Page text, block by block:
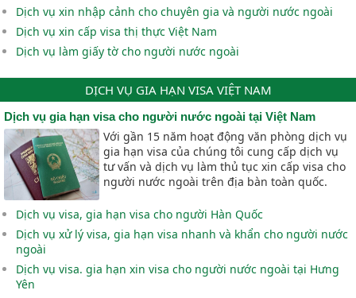
Dịch vụ xin nhập cảnh cho chuyên gia và người nước ngoài
Dịch vụ xin cấp visa thị thực Việt Nam
Dịch vụ làm giấy tờ cho người nước ngoài
DỊCH VỤ GIA HẠN VISA VIỆT NAM
Dịch vụ gia hạn visa cho người nước ngoài tại Việt Nam
Với gần 15 năm hoạt động văn phòng dịch vụ
gia hạn visa của chúng tôi cung cấp dịch vụ
tư vấn và dịch vụ làm thủ tục xin cấp visa cho
người nước ngoài trên địa bàn toàn quốc.
Dịch vụ visa, gia hạn visa cho người Hàn Quốc
Dịch vụ xử lý visa, gia hạn visa nhanh và khẩn cho người nước
ngoài
Dịch vụ visa. gia hạn xin visa cho người nước ngoài tại Hưng
Yên